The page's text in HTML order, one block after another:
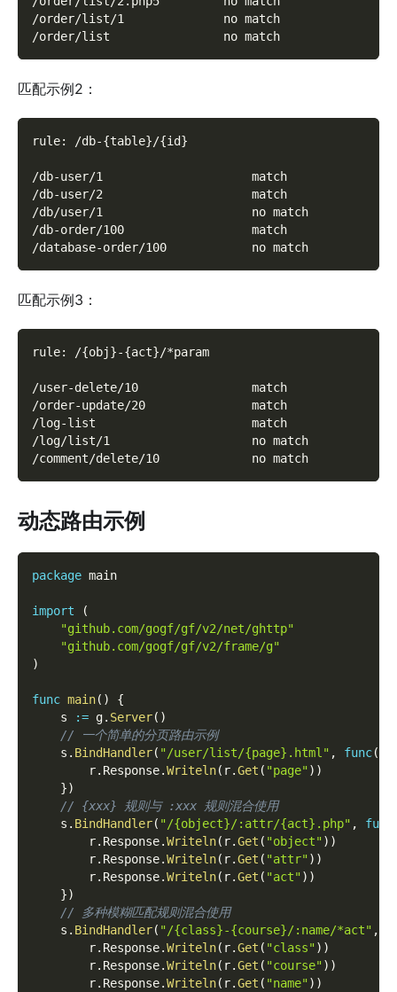
/order/list/1              no match
/order/list                no match
匹配示例2：
rule: /db-{table}/{id}
/db-user/1                     match
/db-user/2                     match
/db/user/1                     no match
/db-order/100                  match
/database-order/100            no match
匹配示例3：
rule: /{obj}-{act}/*param
/user-delete/10                match
/order-update/20               match
/log-list                      match
/log/list/1                    no match
/comment/delete/10             no match
动态路由示例
package main
import
(
"github.com/gogf/gf/v2/net/ghttp"
"github.com/gogf/gf/v2/frame/g"
)
func main( )
{
    s
:= g. Server( )
// 一个简单的分页路由示例
    s
. BindHandler( "/user/list/{page}.html" , func(
        r
. Response.Writeln( r.Get ( "page") )
})
// {xxx} 规则与 :xxx 规则混合使用
    s
. BindHandler( "/{object}/:attr/{act}.php" , func
        r
. Response.Writeln( r.Get ( "object") )
        r
. Response.Writeln( r.Get ( "attr") )
        r
. Response.Writeln( r.Get ( "act") )
})
// 多种模糊匹配规则混合使用
    s
. BindHandler( "/{class}-{course}/:name/*act" ,
        r
. Response.Writeln( r.Get ( "class") )
        r
. Response.Writeln( r.Get ( "course") )
        r
. Response.Writeln( r.Get ( "name") )